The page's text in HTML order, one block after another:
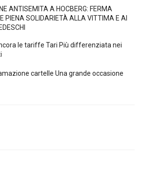
ANTISEMITA A HÖCBERG: FERMA
PIENA SOLIDARIETÀ ALLA VITTIMA E AI
le tariffe Tari Più differenziata nei
cartelle Una grande occasione